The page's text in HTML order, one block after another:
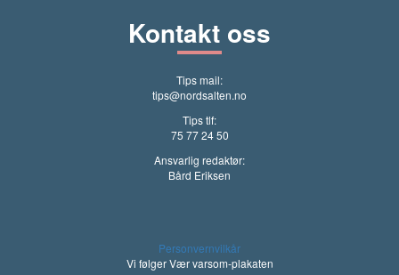
Kontakt oss
Tips mail:
tips@nordsalten.no
Tips tlf:
75 77 24 50
Ansvarlig redaktør:
Bård Eriksen
Personvernvilkår
Vi følger Vær varsom-plakaten